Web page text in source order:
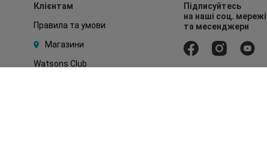
Клієнтам
Правила та умови
Магазини
Watsons Club
Підписуйтесь
на наші соц. мережі
та месенджери